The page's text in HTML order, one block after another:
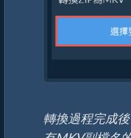
轉換過程完成